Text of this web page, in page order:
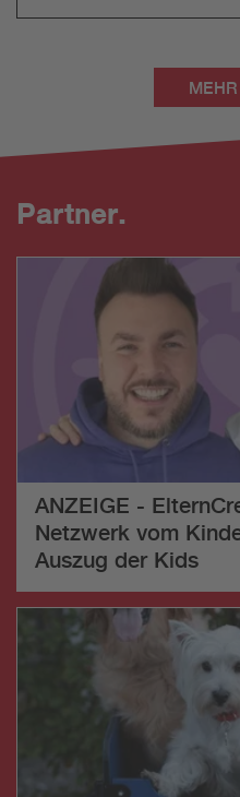
Partner.
ANZEIGE -
Netzwerk vom
Auszug der Kids